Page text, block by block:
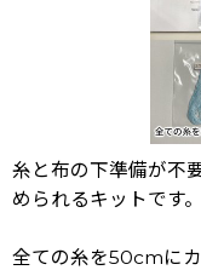
糸と布の下準備が不
められるキットです。
全ての糸を50cmにカ